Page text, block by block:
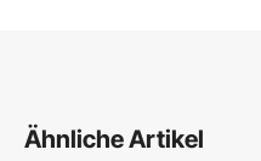
Ähnliche Artikel